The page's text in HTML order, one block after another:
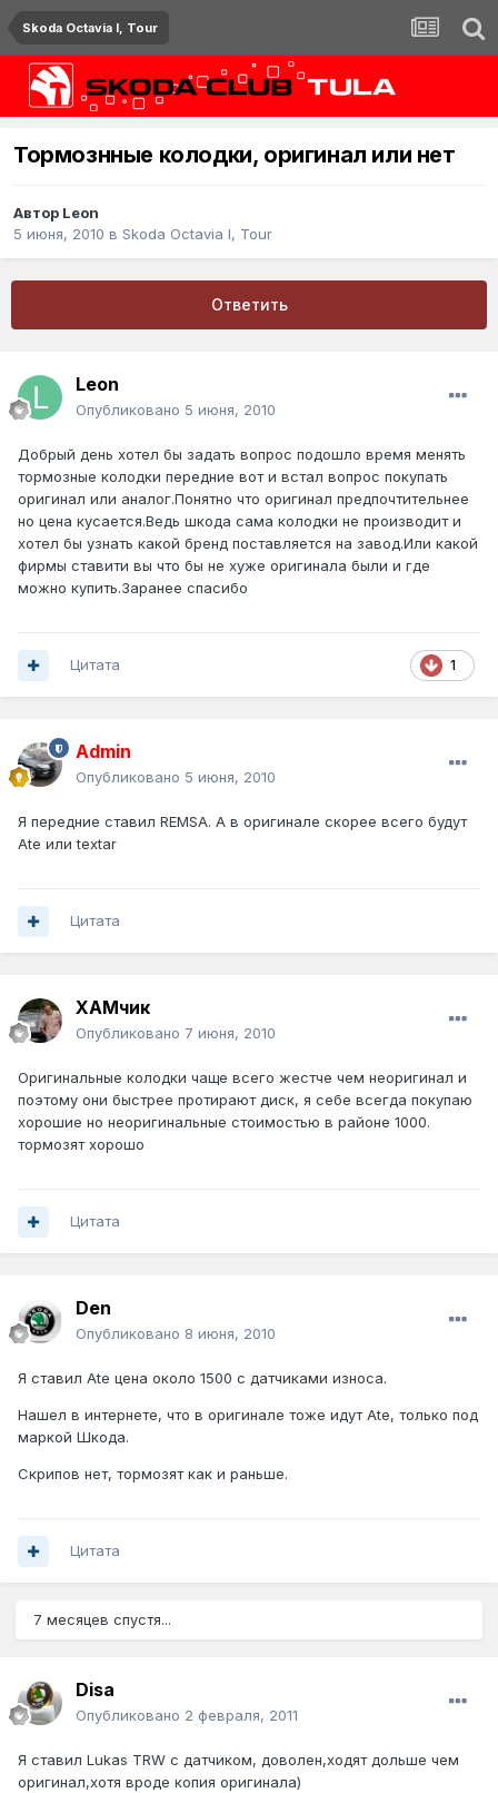
Skoda Octavia I, Tour
Тормознные колодки, оригинал или нет
Автор Leon
5 июня, 2010 в Skoda Octavia I, Tour
Ответить
Leon
Опубликовано 5 июня, 2010
Добрый день хотел бы задать вопрос подошло время менять
тормозные колодки передние вот и встал вопрос покупать
оригинал или аналог.Понятно что оригинал предпочтительнее
но цена кусается.Ведь шкода сама колодки не производит и
хотел бы узнать какой бренд поставляется на завод.Или какой
фирмы ставити вы что бы не хуже оригинала были и где
можно купить.Заранее спасибо
1
Цитата
Admin
Опубликовано 5 июня, 2010
Я передние ставил REMSA. А в оригинале скорее всего будут
Ate или textar
Цитата
ХАМчик
Опубликовано 7 июня, 2010
Оригинальные колодки чаще всего жестче чем неоригинал и
поэтому они быстрее протирают диск, я себе всегда покупаю
хорошие но неоригинальные стоимостью в районе 1000.
тормозят хорошо
Цитата
Den
Опубликовано 8 июня, 2010
Я ставил Ate цена около 1500 с датчиками износа.
Нашел в интернете, что в оригинале тоже идут Ate, только под
маркой Шкода.
Скрипов нет, тормозят как и раньше.
Цитата
7 месяцев спустя...
Disa
Опубликовано 2 февраля, 2011
Я ставил Lukas TRW с датчиком, доволен,ходят дольше чем
оригинал,хотя вроде копия оригинала)